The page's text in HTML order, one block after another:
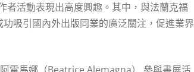
者活動表現出高度興趣。其中，與法蘭克福
吸引國內外出版同業的廣泛關注，促進業界